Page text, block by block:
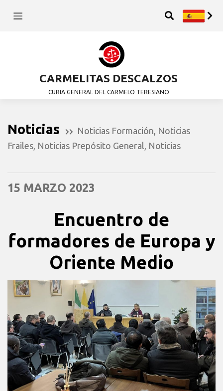
CARMELITAS DESCALZOS
CURIA GENERAL DEL CARMELO TERESIANO
Noticias Noticias Formación Noticias
Frailes Noticias Prepósito General Noticias
15 MARZO 2023
Encuentro de
formadores de Europa y
Oriente Medio